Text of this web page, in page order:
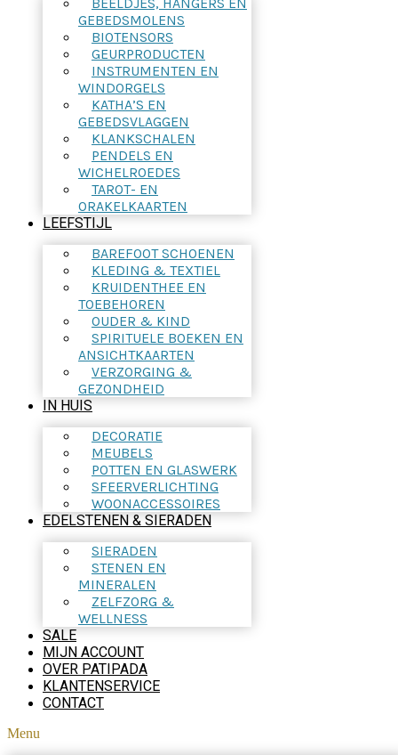
GEBEDSMOLENS
BIOTENSORS
GEURPRODUCTEN
INSTRUMENTEN EN
WINDORGELS
KATHA’S EN
GEBEDSVLAGGEN
KLANKSCHALEN
PENDELS EN
WICHELROEDES
TAROT- EN
ORAKELKAARTEN
LEEFSTIJL
BAREFOOT SCHOENEN
KLEDING & TEXTIEL
KRUIDENTHEE EN
TOEBEHOREN
OUDER & KIND
SPIRITUELE BOEKEN EN
ANSICHTKAARTEN
VERZORGING &
GEZONDHEID
IN HUIS
DECORATIE
MEUBELS
POTTEN EN GLASWERK
SFEERVERLICHTING
WOONACCESSOIRES
EDELSTENEN & SIERADEN
SIERADEN
STENEN EN
MINERALEN
ZELFZORG &
WELLNESS
SALE
MIJN ACCOUNT
OVER PATIPADA
KLANTENSERVICE
CONTACT
Menu